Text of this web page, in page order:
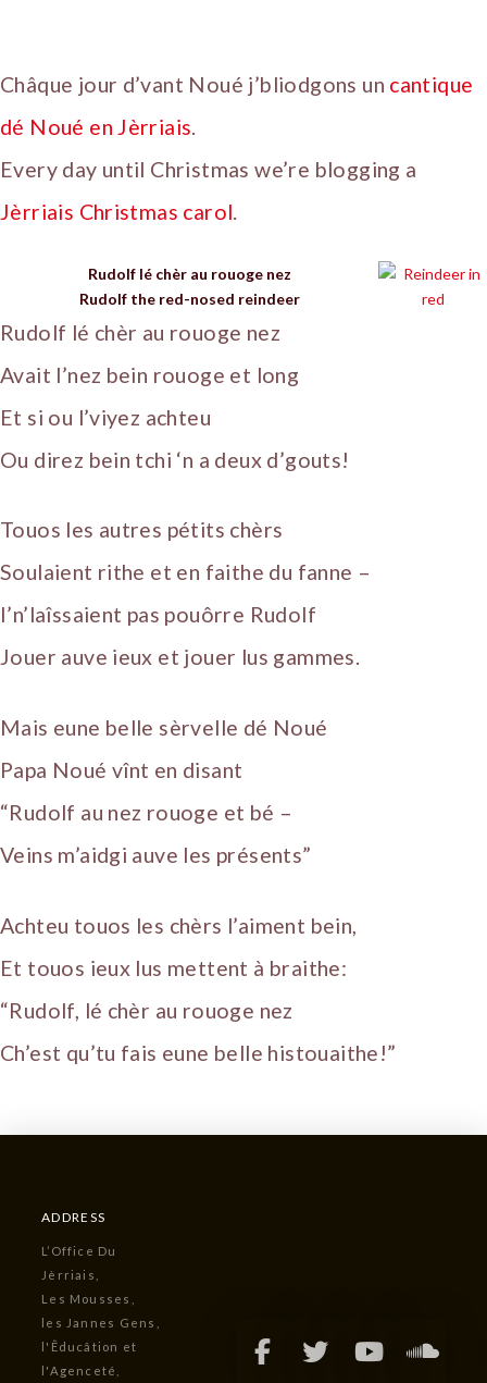
Châque jour d’vant Noué j’bliodgons un cantique
dé Noué en Jèrriais.
Every day until Christmas we’re blogging a
Jèrriais Christmas carol.
Rudolf lé chèr au rouoge nez
Rudolf the red-nosed reindeer
Rudolf lé chèr au rouoge nez
Avait l’nez bein rouoge et long
Et si ou l’viyez achteu
Ou direz bein tchi ‘n a deux d’gouts!
Touos les autres pétits chèrs
Soulaient rithe et en faithe du fanne –
I’n’laîssaient pas pouôrre Rudolf
Jouer auve ieux et jouer lus gammes.
Mais eune belle sèrvelle dé Noué
Papa Noué vînt en disant
“Rudolf au nez rouoge et bé –
Veins m’aidgi auve les présents”
Achteu touos les chèrs l’aiment bein,
Et touos ieux lus mettent à braithe:
“Rudolf, lé chèr au rouoge nez
Ch’est qu’tu fais eune belle histouaithe!”
ADDRESS
L’Office Du
Jèrriais,
Les Mousses,
les Jannes Gens,
l'Êducâtion et
l'Agenceté,